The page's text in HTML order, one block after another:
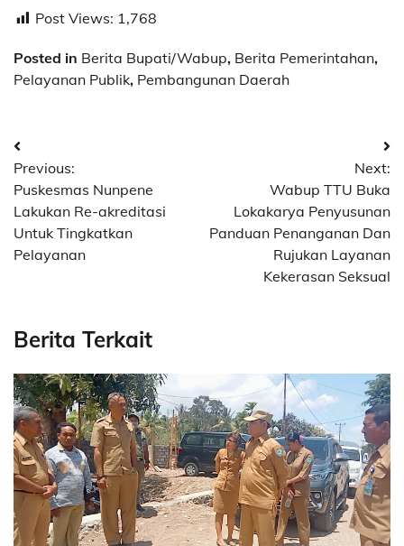
Post Views: 1,768
Posted in Berita Bupati/Wabup, Berita Pemerintahan,
Pelayanan Publik, Pembangunan Daerah
Post
navigation
Previous:
Puskesmas Nunpene
Lakukan Re-akreditasi
Untuk Tingkatkan
Pelayanan
Next:
Wabup TTU Buka
Lokakarya Penyusunan
Panduan Penanganan Dan
Rujukan Layanan
Kekerasan Seksual
Berita Terkait